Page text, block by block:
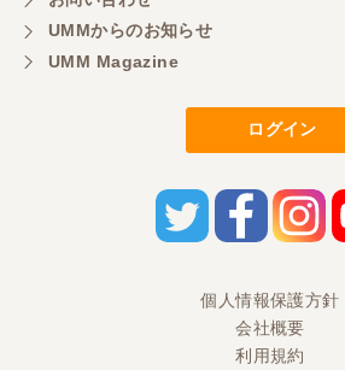
UMMからのお知らせ
UMM Magazine
ログイン
個人情報保護方針
会社概要
利用規約